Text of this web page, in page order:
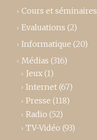
Cours et séminaires
Evaluations (2)
Informatique (20)
Médias (316)
Jeux (1)
Internet (67)
Presse (118)
Radio (52)
TV-Vidéo (93)